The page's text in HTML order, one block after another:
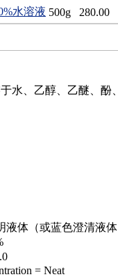
水溶液 500g 280.00
水、乙醇、乙醚、
（或蓝色澄清液体
Neat